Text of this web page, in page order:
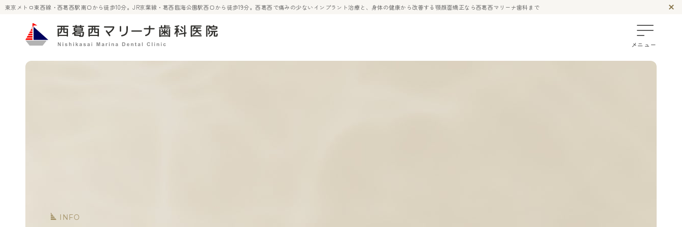
東京メトロ東西線・西葛西駅南口から徒歩10分。JR京葉線・葛西臨海公園駅西口から徒歩19分。西葛西で痛みの少ないインプラント治療と、身体の健康から改善する顎顔面矯正なら西葛西マリーナ歯科まで
メニュー
INFO